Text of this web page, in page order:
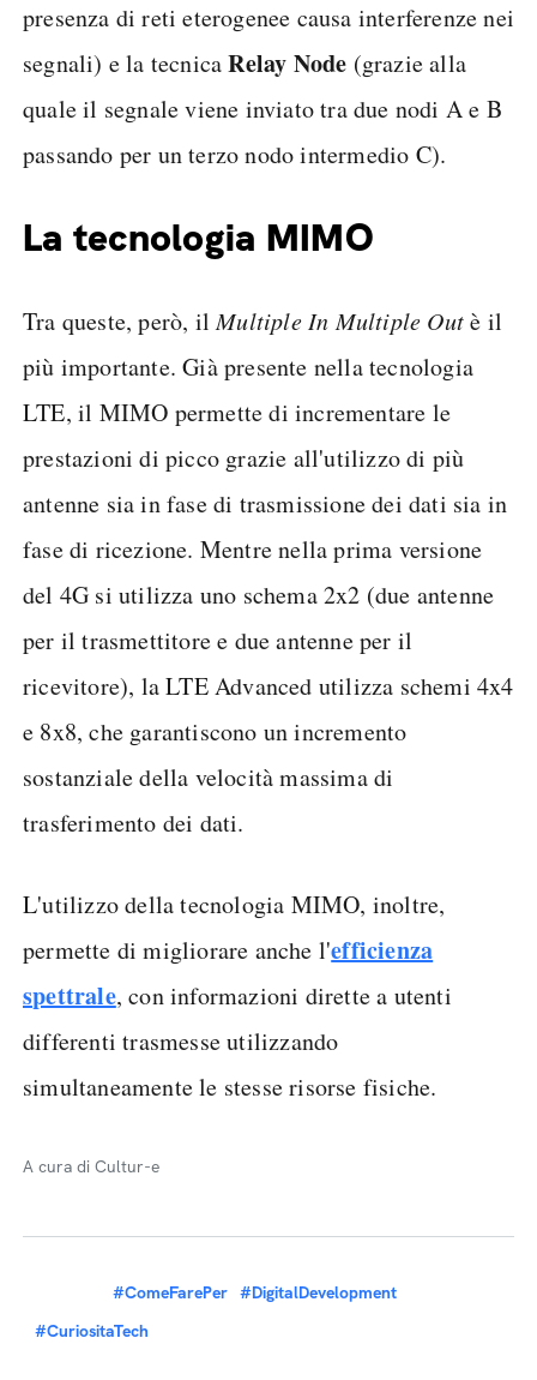
presenza di reti eterogenee causa interferenze nei
segnali) e la tecnicaRelay Node (grazie alla
quale il segnale viene inviato tra due nodi A e B
passando per un terzo nodo intermedio C).
La tecnologia MIMO
Tra queste, però, ilMultiple In Multiple Outè il
più importante. Già presente nella tecnologia
LTE, il MIMO permette di incrementare le
prestazioni di picco grazie all'utilizzo di più
antenne sia in fase di trasmissione dei dati sia in
fase di ricezione. Mentre nella prima versione
del 4G si utilizza uno schema 2x2 (due antenne
per il trasmettitore e due antenne per il
ricevitore), la LTE Advanced utilizza schemi 4x4
e 8x8, che garantiscono un incremento
sostanziale della velocità massima di
trasferimento dei dati.
L'utilizzo della tecnologia MIMO, inoltre,
permette di migliorare anche l'efficienza
spettrale, con informazioni dirette a utenti
differenti trasmesse utilizzando
simultaneamente le stesse risorse fisiche.
A cura di Cultur-e
#ComeFarePer #DigitalDevelopment
#CuriositaTech